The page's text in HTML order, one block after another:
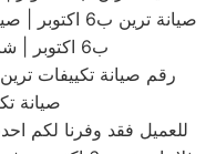
ب6 اكتوبر | شركة صيانة ترين ب6 اكتوبر
صيانة
للعميل فقد وفرنا لكم